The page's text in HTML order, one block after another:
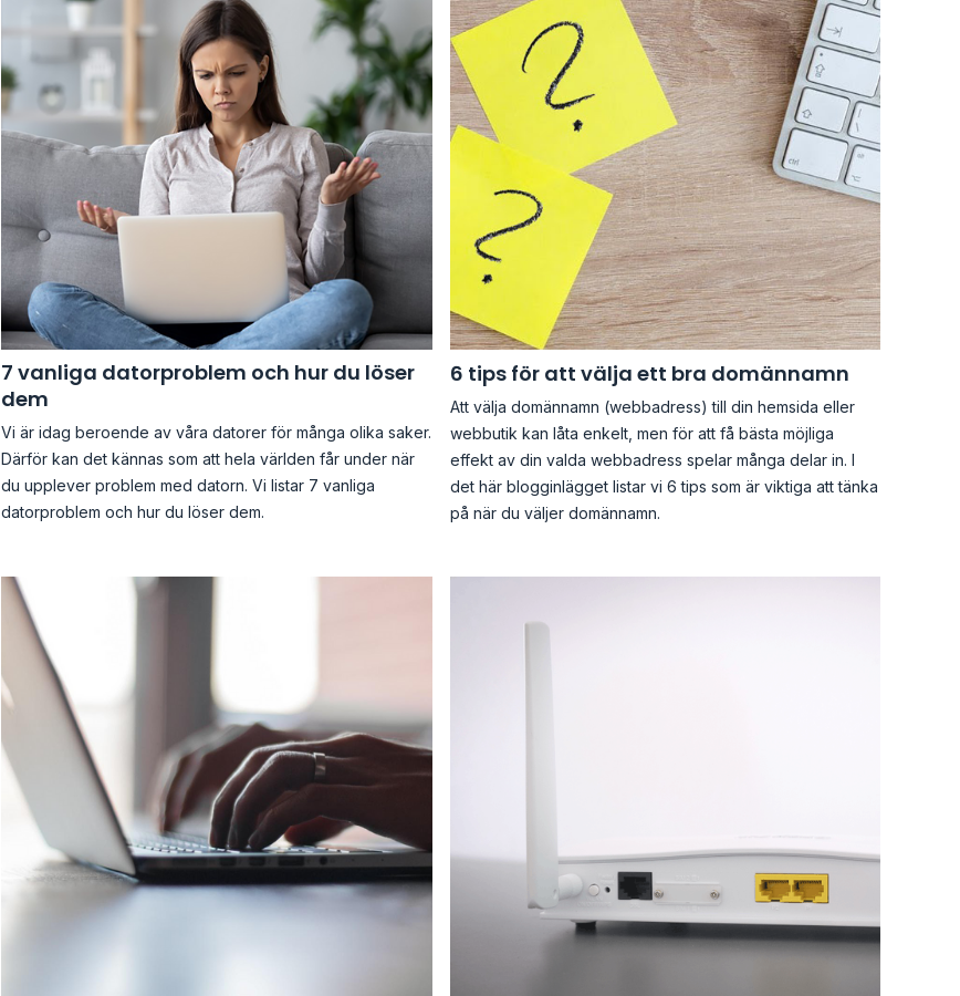
7 vanliga datorproblem och hur du löser
dem
Vi är idag beroende av våra datorer för många olika saker.
Därför kan det kännas som att hela världen får under när
du upplever problem med datorn. Vi listar 7 vanliga
datorproblem och hur du löser dem.
6 tips för att välja ett bra domännamn
Att välja domännamn (webbadress) till din hemsida eller
webbutik kan låta enkelt, men för att få bästa möjliga
effekt av din valda webbadress spelar många delar in. I
det här blogginlägget listar vi 6 tips som är viktiga att tänka
på när du väljer domännamn.